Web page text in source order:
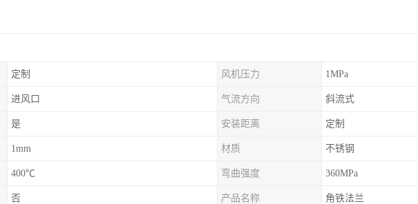
定制 风机压力 1MPa
进风口 气流方向 斜流式
是 安装距离 定制
1mm 材质 不锈钢
400℃ 弯曲强度 360MPa
否 产品名称 角铁法兰